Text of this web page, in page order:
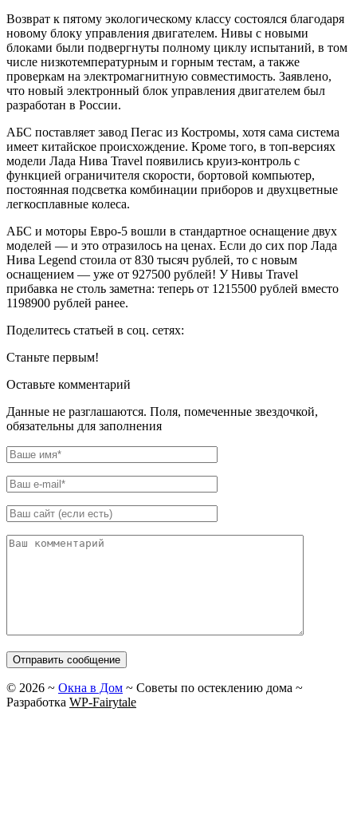
Возврат к пятому экологическому классу состоялся благодаря
новому блоку управления двигателем. Нивы с новыми
блоками были подвергнуты полному циклу испытаний, в том
числе низкотемпературным и горным тестам, а также
проверкам на электромагнитную совместимость. Заявлено,
что новый электронный блок управления двигателем был
разработан в России.
АБС поставляет завод Пегас из Костромы, хотя сама система
имеет китайское происхождение. Кроме того, в топ-версиях
модели Лада Нива Travel появились круиз-контроль с
функцией ограничителя скорости, бортовой компьютер,
постоянная подсветка комбинации приборов и двухцветные
легкосплавные колеса.
АБС и моторы Евро-5 вошли в стандартное оснащение двух
моделей — и это отразилось на ценах. Если до сих пор Лада
Нива Legend стоила от 830 тысяч рублей, то с новым
оснащением — уже от 927500 рублей! У Нивы Travel
прибавка не столь заметна: теперь от 1215500 рублей вместо
1198900 рублей ранее.
Поделитесь статьей в соц. сетях:
Станьте первым!
Оставьте комментарий
Данные не разглашаются. Поля, помеченные звездочкой,
обязательны для заполнения
© 2026 ~ Окна в Дом ~ Советы по остеклению дома ~
Разработка WP-Fairytale